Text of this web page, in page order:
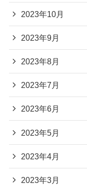
2023年10月
2023年9月
2023年8月
2023年7月
2023年6月
2023年5月
2023年4月
2023年3月